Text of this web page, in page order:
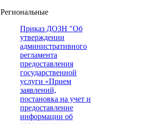
Региональные
Приказ ДОЗН "Об
утверждении
административного
регламента
предоставления
государственной
услуги «Прием
заявлений,
постановка на учет и
предоставление
информации об